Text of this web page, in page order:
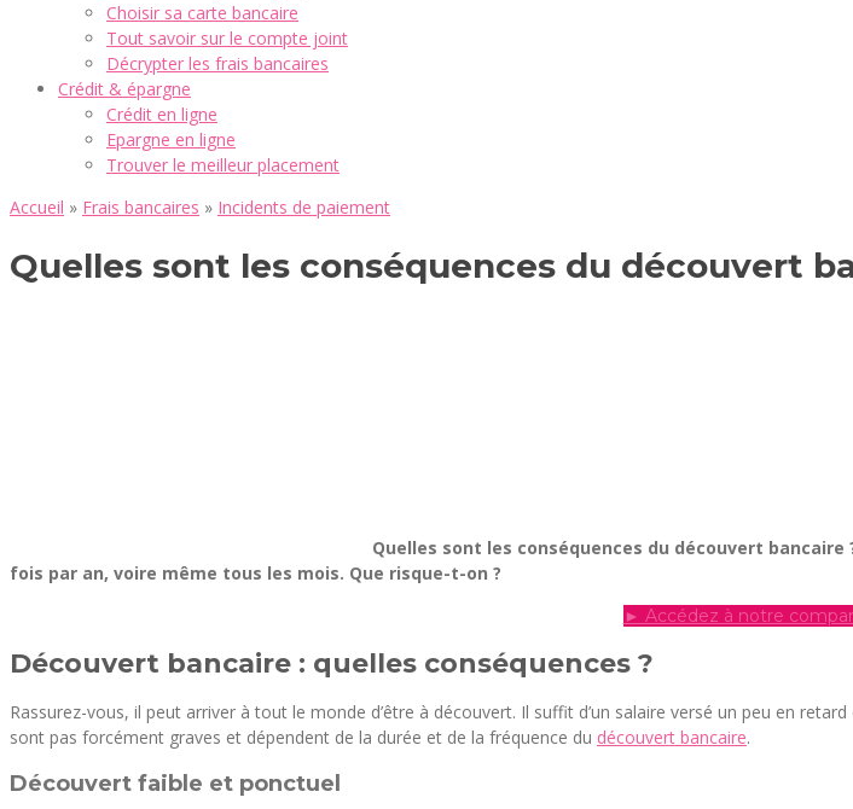
Choisir sa carte bancaire
Tout savoir sur le compte joint
Décrypter les frais bancaires
Crédit & épargne
Crédit en ligne
Epargne en ligne
Trouver le meilleur placement
Accueil » Frais bancaires » Incidents de paiement
Quelles sont les conséquences du découvert
Quelles sont les conséquences du découvert
fois par an, voire même tous les mois. Que risque-t-on ?
► Accédez à notre
Découvert bancaire : quelles conséquences ?
Rassurez-vous, il peut arriver à tout le monde d’être à découvert. Il suffit d’un salaire versé un peu en
sont pas forcément graves et dépendent de la durée et de la fréquence du découvert bancaire.
Découvert faible et ponctuel